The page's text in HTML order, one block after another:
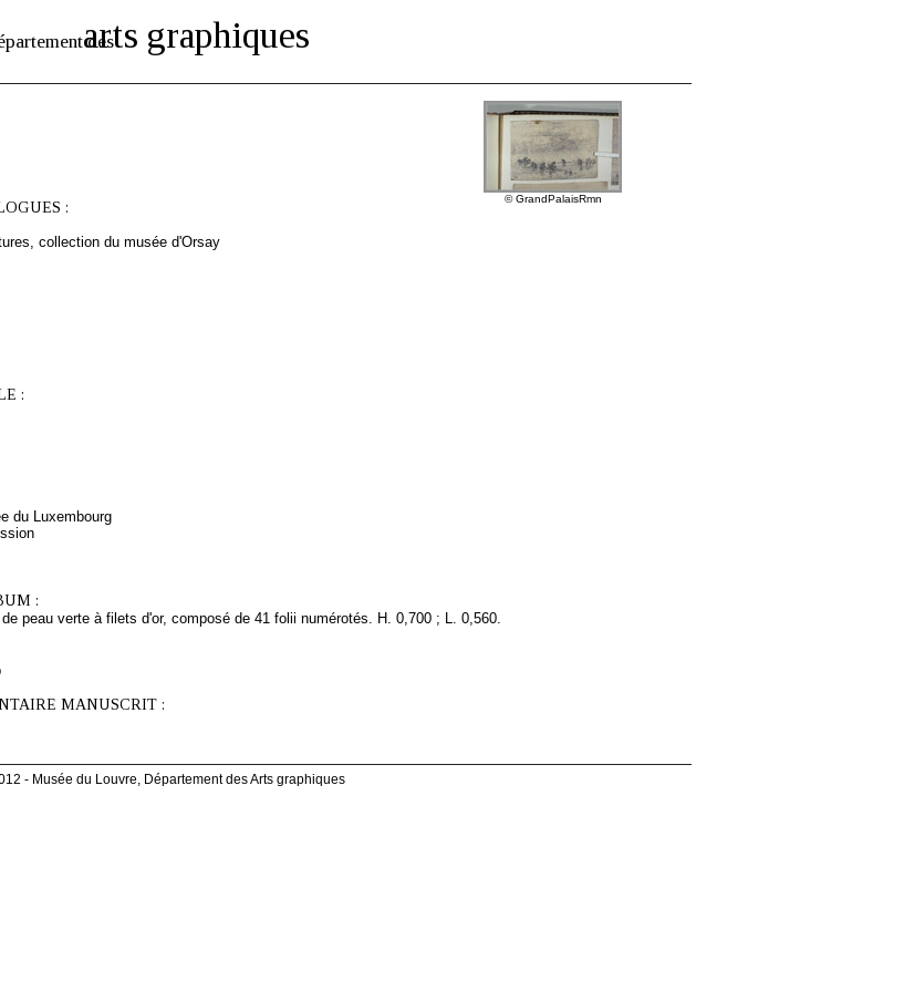
des
arts graphiques
© GrandPalaisRmn
:
collection du musée d'Orsay
:
du Luxembourg
:
peau verte à filets d'or, composé de 41 folii numérotés. H. 0,700 ; L. 0,560.
MANUSCRIT :
- Musée du Louvre, Département des Arts graphiques